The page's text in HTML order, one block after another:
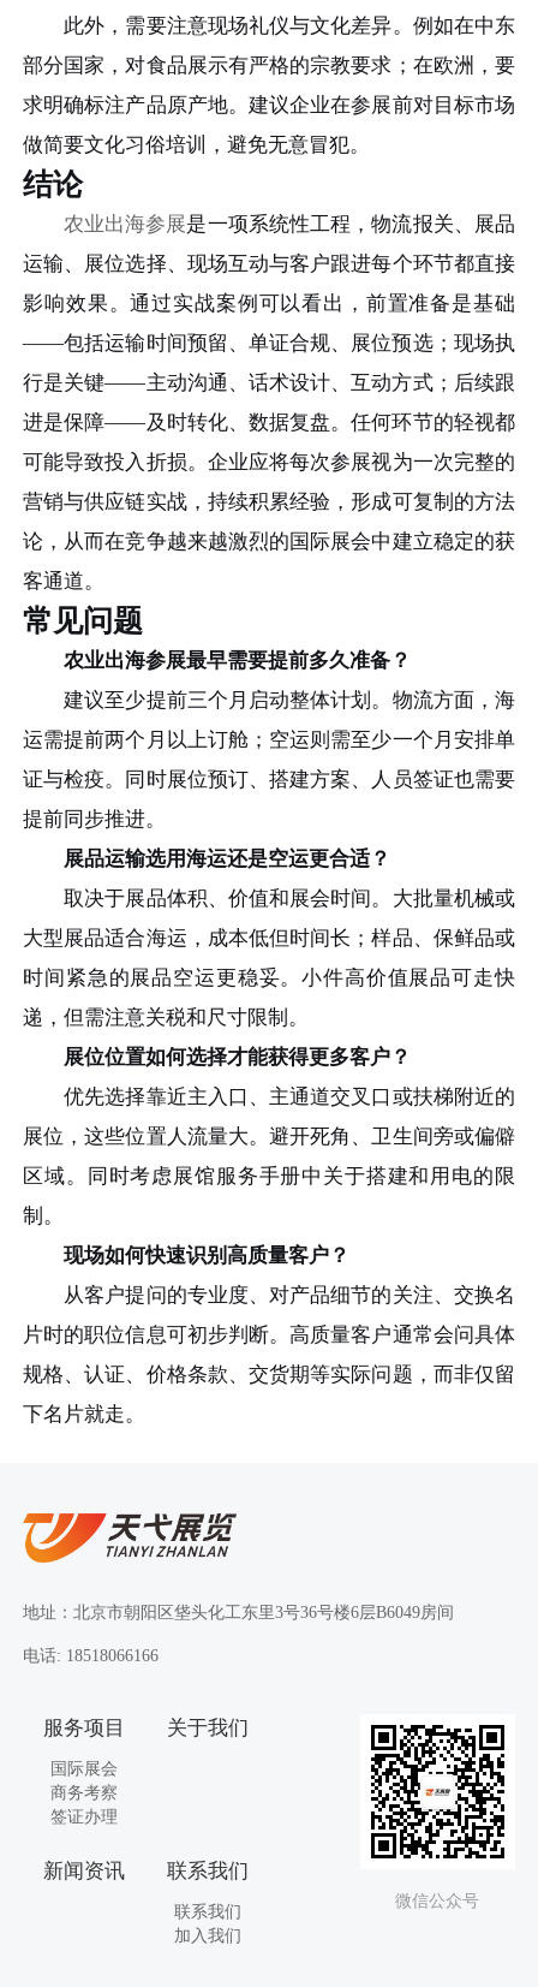
此外，需要注意现场礼仪与文化差异。例如在中东
部分国家，对食品展示有严格的宗教要求；在欧洲，要
求明确标注产品原产地。建议企业在参展前对目标市场
做简要文化习俗培训，避免无意冒犯。
结论
农业出海参展是一项系统性工程，物流报关、展品
运输、展位选择、现场互动与客户跟进每个环节都直接
影响效果。通过实战案例可以看出，前置准备是基础
——包括运输时间预留、单证合规、展位预选；现场执
行是关键——主动沟通、话术设计、互动方式；后续跟
进是保障——及时转化、数据复盘。任何环节的轻视都
可能导致投入折损。企业应将每次参展视为一次完整的
营销与供应链实战，持续积累经验，形成可复制的方法
论，从而在竞争越来越激烈的国际展会中建立稳定的获
客通道。
常见问题
农业出海参展最早需要提前多久准备？
建议至少提前三个月启动整体计划。物流方面，海
运需提前两个月以上订舱；空运则需至少一个月安排单
证与检疫。同时展位预订、搭建方案、人员签证也需要
提前同步推进。
展品运输选用海运还是空运更合适？
取决于展品体积、价值和展会时间。大批量机械或
大型展品适合海运，成本低但时间长；样品、保鲜品或
时间紧急的展品空运更稳妥。小件高价值展品可走快
递，但需注意关税和尺寸限制。
展位位置如何选择才能获得更多客户？
优先选择靠近主入口、主通道交叉口或扶梯附近的
展位，这些位置人流量大。避开死角、卫生间旁或偏僻
区域。同时考虑展馆服务手册中关于搭建和用电的限
制。
现场如何快速识别高质量客户？
从客户提问的专业度、对产品细节的关注、交换名
片时的职位信息可初步判断。高质量客户通常会问具体
规格、认证、价格条款、交货期等实际问题，而非仅留
下名片就走。
地址：北京市朝阳区垡头化工东里3号36号楼6层B6049房间
电话: 18518066166
服务项目
国际展会
商务考察
签证办理
关于我们
新闻资讯 联系我们
联系我们
加入我们
微信公众号